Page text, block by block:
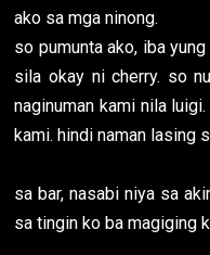
ako sa mga ninong.
so pumunta ako, iba
sila okay ni cherry. so
naginuman kami nila
kami. hindi naman lasing
sa bar, nasabi niya sa
sa tingin ko ba magiging